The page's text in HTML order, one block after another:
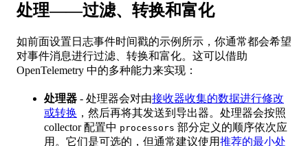
处理——过滤、转换和富化
如前面设置日志事件时间戳的示例所示，你通常都会希望
对事件消息进行过滤、转换和富化。这可以借助
OpenTelemetry 中的多种能力来实现：
处理器 - 处理器会对由接收器收集的数据进行修改
或转换 ，然后再将其发送到导出器。处理器会按照
collector 配置中 processors 部分定义的顺序依次应
用。它们是可选的，但通常建议使用推荐的最小处